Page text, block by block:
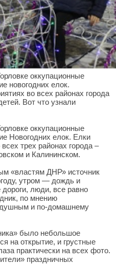
оккупационные
новогодних елок.
во всех районах города
Вот что узнали
оккупационные
Новогодних елок. Елки
трех районах города –
и Калининском.
«властям ДНР» источник
утром — дождь и
люди, все равно
по мнению
и по-домашнему
было небольшое
на открытие, и грустные
практически на всех фото.
праздничных